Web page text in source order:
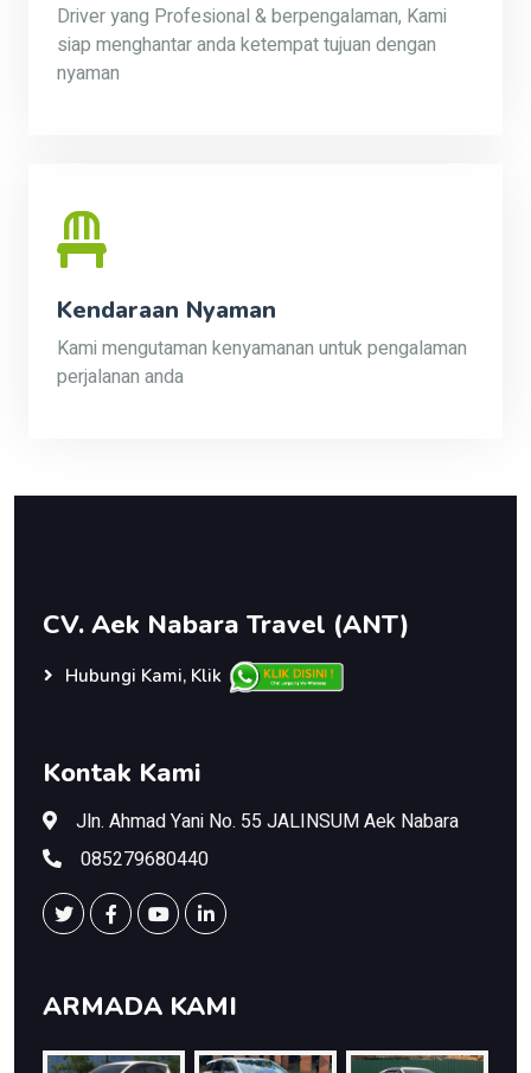
Driver yang Profesional & berpengalaman, Kami
siap menghantar anda ketempat tujuan dengan
nyaman
Kendaraan Nyaman
Kami mengutaman kenyamanan untuk pengalaman
perjalanan anda
CV. Aek Nabara Travel (ANT)
Hubungi Kami, Klik
Kontak Kami
Jln. Ahmad Yani No. 55 JALINSUM Aek Nabara
085279680440
ARMADA KAMI